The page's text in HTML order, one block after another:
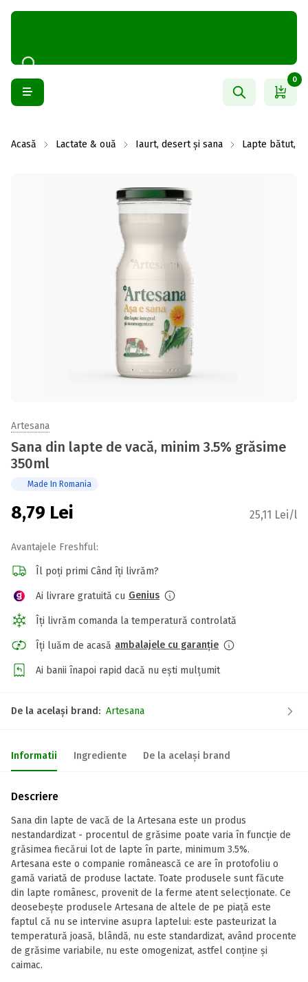
0
Acasă Lactate & ouă Iaurt, desert și sana Lapte bătut,
Artesana
Sana din lapte de vacă, minim 3.5% grăsime
350ml
Made In Romania
8,79 Lei 25,11 Lei/l
Avantajele Freshful:
Îl poți primi Când îți livrăm?
Ai livrare gratuită cu Genius
Îți livrăm comanda la temperatură controlată
Îți luăm de acasă ambalajele cu garanție
Ai banii înapoi rapid dacă nu ești mulțumit
De la același brand: Artesana
Informatii Ingrediente De la același brand
Descriere
Sana din lapte de vacă de la Artesana este un produs
nestandardizat - procentul de grăsime poate varia în funcție de
grăsimea fiecărui lot de lapte în parte, minimum 3.5%.
Artesana este o companie românească ce are în protofoliu o
gamă variată de produse lactate. Toate produsele sunt făcute
din lapte românesc, provenit de la ferme atent selecționate. Ce
deosebește produsele Artesana de altele de pe piață este
faptul că nu se intervine asupra laptelui: este pasteurizat la
temperatură joasă, blândă, nu este standardizat, având procente
de grăsime variabile, nu este omogenizat, astfel conține și
caimac.